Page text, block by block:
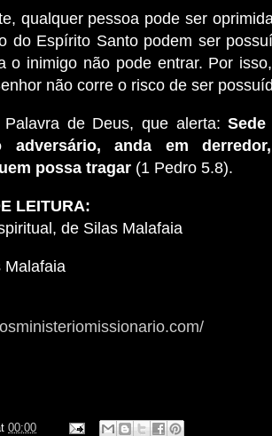
qualquer pessoa pode ser
do Espírito Santo podem ser
o inimigo não pode entrar. Por
não corre o risco de ser
Palavra de Deus, que alerta:
adversário, anda em
possa tragar (1 Pedro 5.8).
LEITURA:
de Silas Malafaia
Malafaia
00:00